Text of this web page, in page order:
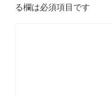
る欄は必須項目です